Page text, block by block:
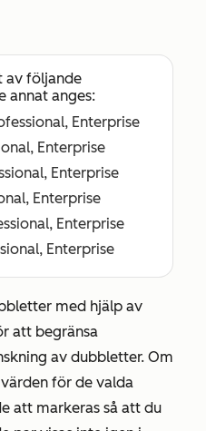
av följande
annat anges:
Enterprise
Enterprise
Enterprise
Enterprise
Enterprise
Enterprise
med hjälp av
att begränsa
av dubbletter. Om
för de valda
att markeras så att du